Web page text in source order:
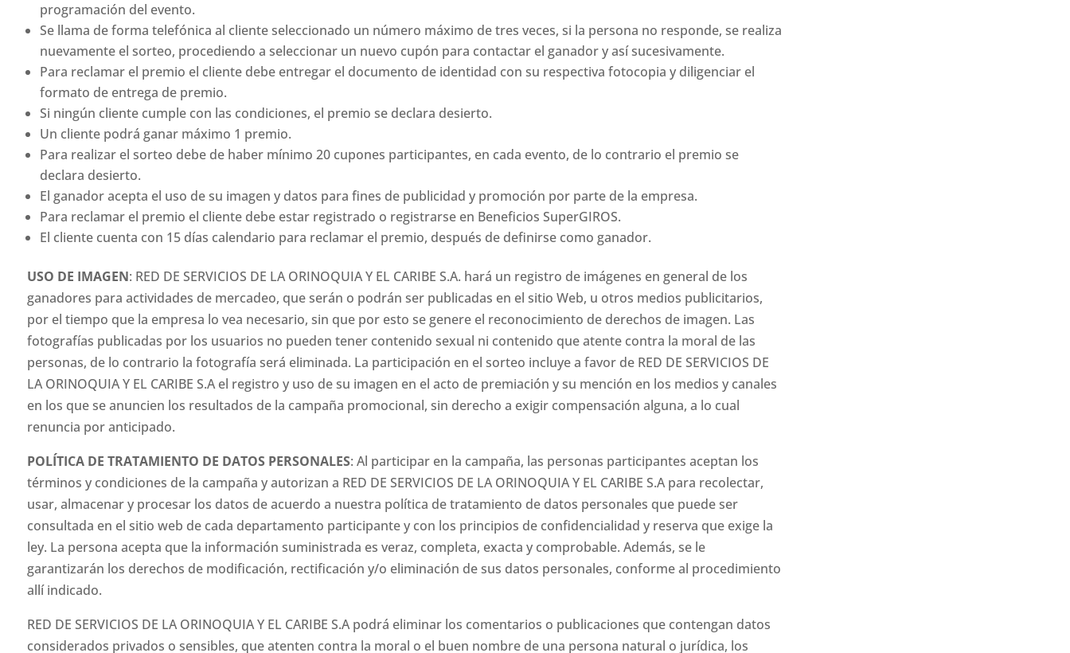
programación del evento.
Se llama de forma telefónica al cliente seleccionado un número máximo de tres veces, si la persona no responde, se realiza
nuevamente el sorteo, procediendo a seleccionar un nuevo cupón para contactar el ganador y así sucesivamente.
Para reclamar el premio el cliente debe entregar el documento de identidad con su respectiva fotocopia y diligenciar el
formato de entrega de premio.
Si ningún cliente cumple con las condiciones, el premio se declara desierto.
Un cliente podrá ganar máximo 1 premio.
Para realizar el sorteo debe de haber mínimo 20 cupones participantes, en cada evento, de lo contrario el premio se
declara desierto.
El ganador acepta el uso de su imagen y datos para fines de publicidad y promoción por parte de la empresa.
Para reclamar el premio el cliente debe estar registrado o registrarse en Beneficios SuperGIROS.
El cliente cuenta con 15 días calendario para reclamar el premio, después de definirse como ganador.
USO DE IMAGEN: RED DE SERVICIOS DE LA ORINOQUIA Y EL CARIBE S.A. hará un registro de imágenes en general de los
ganadores para actividades de mercadeo, que serán o podrán ser publicadas en el sitio Web, u otros medios publicitarios,
por el tiempo que la empresa lo vea necesario, sin que por esto se genere el reconocimiento de derechos de imagen. Las
fotografías publicadas por los usuarios no pueden tener contenido sexual ni contenido que atente contra la moral de las
personas, de lo contrario la fotografía será eliminada. La participación en el sorteo incluye a favor de RED DE SERVICIOS DE
LA ORINOQUIA Y EL CARIBE S.A el registro y uso de su imagen en el acto de premiación y su mención en los medios y canales
en los que se anuncien los resultados de la campaña promocional, sin derecho a exigir compensación alguna, a lo cual
renuncia por anticipado.
POLÍTICA DE TRATAMIENTO DE DATOS PERSONALES: Al participar en la campaña, las personas participantes aceptan los
términos y condiciones de la campaña y autorizan a RED DE SERVICIOS DE LA ORINOQUIA Y EL CARIBE S.A para recolectar,
usar, almacenar y procesar los datos de acuerdo a nuestra política de tratamiento de datos personales que puede ser
consultada en el sitio web de cada departamento participante y con los principios de confidencialidad y reserva que exige la
ley. La persona acepta que la información suministrada es veraz, completa, exacta y comprobable. Además, se le
garantizarán los derechos de modificación, rectificación y/o eliminación de sus datos personales, conforme al procedimiento
allí indicado.
RED DE SERVICIOS DE LA ORINOQUIA Y EL CARIBE S.A podrá eliminar los comentarios o publicaciones que contengan datos
considerados privados o sensibles, que atenten contra la moral o el buen nombre de una persona natural o jurídica, los